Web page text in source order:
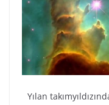
Yılan